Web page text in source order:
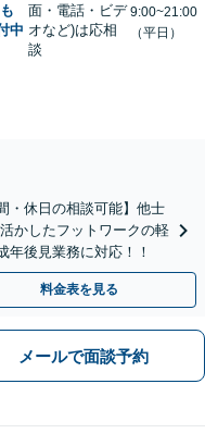
中
面・電話・ビデ
オなど)は応相
談
9:00~21:00
（平日）
・休日の相談可能】他士
かしたフットワークの軽
年後見業務に対応！！
料金表を見る
メールで面談予約